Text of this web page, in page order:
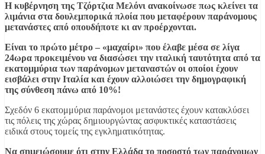
Η κυβέρνηση της Τζόρτζια Μελόνι ανακοίνωσε πως κλείνει τα
λιμάνια στα δουλεμπορικά πλοία που μεταφέρουν παράνομους
μετανάστες από οπουδήποτε κι αν προέρχονται.
Είναι το πρώτο μέτρο – «μαχαίρι» που έλαβε μέσα σε λίγα
24ωρα προκειμένου να διασώσει την ιταλική ταυτότητα από τα
εκατομμύρια των παράνομων μεταναστών οι οποίοι έχουν
εισβάλει στην Ιταλία και έχουν αλλοιώσει την δημογραφική
της σύνθεση πάνω από 10%!
Σχεδόν 6 εκατομμύρια παράνομοι μετανάστες έχουν κατακλύσει
τις πόλεις της χώρας δημιουργώντας ασφυκτικές καταστάσεις
ειδικά στους τομείς της εγκληματικότητας.
Να σημειώσουμε ότι στην Ελλάδα το ποσοστό των παράνομων